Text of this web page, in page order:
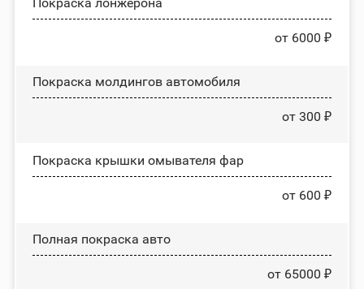
от 6000 ₽
Покраска молдингов автомобиля
от 300 ₽
Покраска крышки омывателя фар
от 600 ₽
Полная покраска авто
от 65000 ₽